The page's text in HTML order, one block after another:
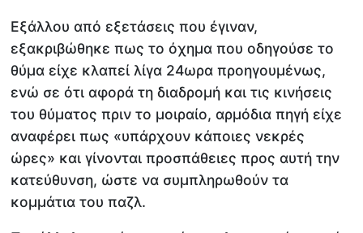
Εξάλλου από εξετάσεις που έγιναν,
εξακριβώθηκε πως το όχημα που οδηγούσε το
θύμα είχε κλαπεί λίγα 24ωρα προηγουμένως,
ενώ σε ότι αφορά τη διαδρομή και τις κινήσεις
του θύματος πριν το μοιραίο, αρμόδια πηγή είχε
αναφέρει πως «υπάρχουν κάποιες νεκρές
ώρες» και γίνονται προσπάθειες προς αυτή την
κατεύθυνση, ώστε να συμπληρωθούν τα
κομμάτια του παζλ.